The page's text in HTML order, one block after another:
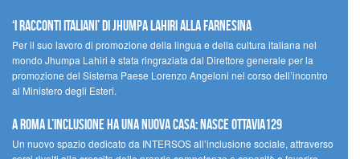
‘I racconti italiani’ di Jhumpa Lahiri alla Farnesina
Per il suo lavoro di promozione della lingua e della cultura italiana nel
mondo Jhumpa Lahiri è stata ringraziata dal Direttore generale per la
promozione del Sistema Paese Lorenzo Angeloni nel corso dell’incontro
al Ministero degli Esteri.
A Roma l’inclusione ha una nuova casa: nasce Ottavia129
Un nuovo spazio dedicato da INTERSOS all’inclusione sociale, attraverso